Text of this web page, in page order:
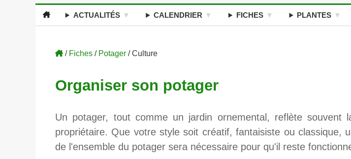
ACTUALITÉS CALENDRIER FICHES PLANTES
/ Fiches / Potager / Culture
Organiser son potager
Un potager, tout comme un jardin ornemental, reflète souvent
propriétaire. Que votre style soit créatif, fantaisiste ou classique,
de l'ensemble du potager sera nécessaire pour qu'il reste